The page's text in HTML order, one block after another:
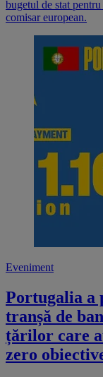
bugetul de stat
comisar european.
Eveniment
Portugalia a
tranșă de
țărilor care
zero